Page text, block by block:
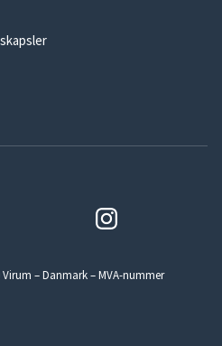
– Danmark – MVA-nummer